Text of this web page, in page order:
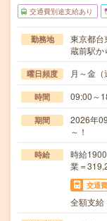
交通費別途支給あり
勤務地
東京都台
蔵前駅か
曜日頻度 月～金
時間 09:00～
期間
2026年
～！
時給
時給
業＝
交通費
全額支給